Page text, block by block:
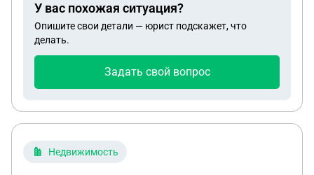
проживает, газовая служба перекрыла нам газ.
Теперь, чтобы его включить, необходимо
переделать договор обслуживания на нового
прочего, год назад, когда сломался котёл, его
Сейчас, когда решили все это сделать, пожарники
акт, мотивиоуя отказ тем, что в доме все сделано
У вас похожая ситуация?
Опишите свои детали — юрист подскажет, что
делать.
Задать свой вопрос
Недвижимость